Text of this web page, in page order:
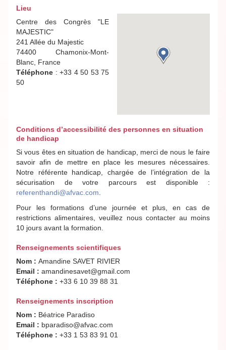
Lieu
Centre des Congrès "LE
MAJESTIC"
241 Allée du Majestic
74400 Chamonix-Mont-
Blanc, France
Téléphone : +33 4 50 53 75
50
Conditions d’accessibilité des personnes en situation
de handicap
Si vous êtes en situation de handicap, merci de nous le faire
savoir afin de mettre en place les mesures nécessaires.
Notre référente handicap, chargée de l’intégration de la
sécurisation de votre parcours est disponible :
referenthandi@afvac.com
Pour les formations d’une journée et plus, en cas de
restrictions alimentaires, veuillez nous contacter au moins
10 jours avant la formation.
Renseignements scientifiques
Nom : Amandine SAVET RIVIER
Email : amandinesavet@gmail.com
Téléphone : +33 6 10 39 88 31
Renseignements inscription
Nom : Béatrice Paradiso
Email : bparadiso@afvac.com
Téléphone : +33 1 53 83 91 01